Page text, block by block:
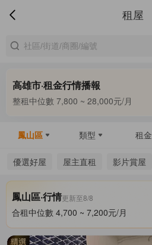
租屋
高雄市·租金行情播報
合租中位數 5,000 ~ 7,200元/月
整租中位數 7,800 ~ 28,000元/月
鳳山區 類型 租金
優選好屋 屋主直租 影片賞屋
鳳山區·行情更新至8/8
合租中位數 4,700 ~ 7,200元/月
整租中位數 7,500 ~ 25,000元/月
合租中位數 4,700 ~ 7,200元/月